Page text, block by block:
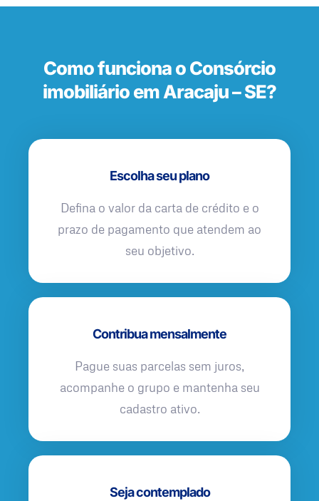
Como funciona o Consórcio
imobiliário em Aracaju – SE?
Escolha seu plano
Defina o valor da carta de crédito e o
prazo de pagamento que atendem ao
seu objetivo.
Contribua mensalmente
Pague suas parcelas sem juros,
acompanhe o grupo e mantenha seu
cadastro ativo.
Seja contemplado